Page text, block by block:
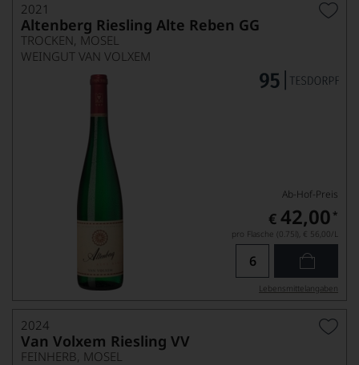
2021
Altenberg Riesling Alte Reben GG
TROCKEN, MOSEL
WEINGUT VAN VOLXEM
Ab-Hof-Preis
€ 42,00 *
pro Flasche (0.75l), € 56,00/L
Lebensmittel­angaben
2024
Van Volxem Riesling VV
FEINHERB, MOSEL